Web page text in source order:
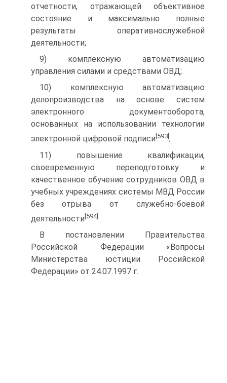
отчетности, отражающей объективное
состояние и максимально полные
результаты оперативнослужебной
деятельности;
9) комплексную автоматизацию
управления силами и средствами ОВД;
10) комплексную автоматизацию
делопроизводства на основе систем
электронного документооборота,
основанных на использовании технологии
электронной цифровой подписи [593] ;
11) повышение квалификации,
своевременную переподготовку и
качественное обучение сотрудников ОВД в
учебных учреждениях системы МВД России
без отрыва от служебно-боевой
деятельности [594].
В постановлении Правительства
Российской Федерации «Вопросы
Министерства юстиции Российской
Федерации» от 24.07.1997 г.